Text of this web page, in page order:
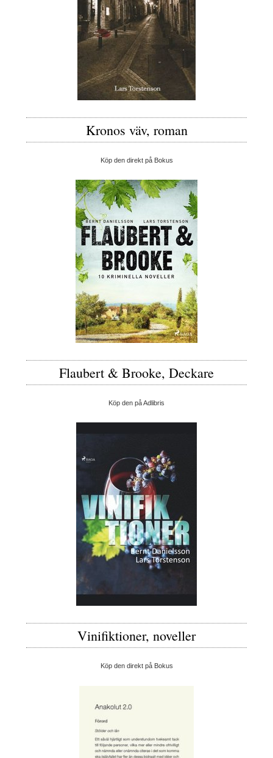
Kronos väv, roman
Köp den direkt på Bokus
Flaubert & Brooke, Deckare
Köp den på Adlibris
Vinifiktioner, noveller
Köp den direkt på Bokus